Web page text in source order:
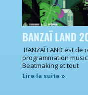
BANZAÏ LAND
BANZAÏ LAND est
programmation
Beatmaking et tout
Lire la suite »